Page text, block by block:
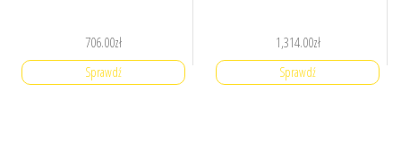
706.00zł
Sprawdź
1,314.00zł
Sprawdź